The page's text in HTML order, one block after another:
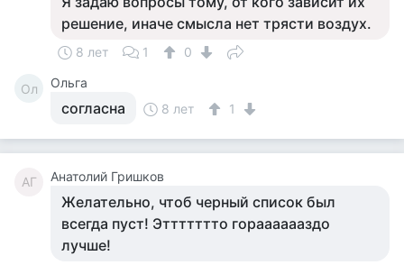
решение, иначе смысла нет трясти воздух.
8 лет 1 0
Ол Ольга
согласна 8 лет 1
АГ Анатолий Гришков
Желательно, чтоб черный список был
всегда пуст! Эттттттто горааааааздо
лучше!